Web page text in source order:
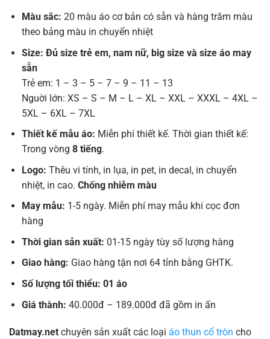
Màu sắc: 20 màu áo cơ bản có sẵn và hàng trăm màu
theo bảng màu in chuyển nhiệt
Size: Đủ size trẻ em, nam nữ, big size và size áo may
sẵn
Trẻ em: 1 – 3 – 5 – 7 – 9 – 11 – 13
Nguời lớn: XS – S – M – L – XL – XXL – XXXL – 4XL –
5XL – 6XL – 7XL
Thiết kế mẫu áo: Miễn phí thiết kế. Thời gian thiết kế:
Trong vòng 8 tiếng.
Logo: Thêu vi tính, in lụa, in pet, in decal, in chuyển
nhiệt, in cao. Chống nhiễm màu
May mẫu: 1-5 ngày. Miễn phí may mẫu khi cọc đơn
hàng
Thời gian sản xuất: 01-15 ngày tùy số lượng hàng
Giao hàng: Giao hàng tận nơi 64 tỉnh bằng GHTK.
Số lượng tối thiểu: 01 áo
Giá thành: 40.000đ – 189.000đ đã gồm in ấn
Datmay.net chuyên sản xuất các loại áo thun cổ tròn cho